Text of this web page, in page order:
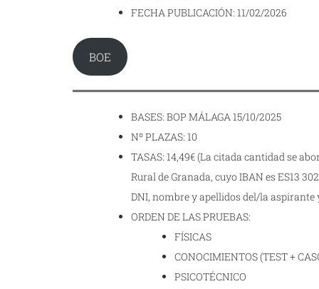
FECHA PUBLICACIÓN: 11/02/2026
BOE
BASES: BOP MÁLAGA 15/10/2025
Nº PLAZAS: 10
TASAS: 14,49€ (La citada cantidad se
Rural de Granada, cuyo IBAN es ES13
DNI, nombre y apellidos del/la aspirante
ORDEN DE LAS PRUEBAS:
FÍSICAS
CONOCIMIENTOS (TEST +
PSICOTÉCNICO